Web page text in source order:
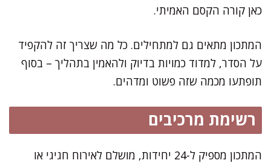
כאן קורה הקסם האמיתי.
המתכון מתאים גם למתחילים. כל מה שצריך זה להקפיד
על הסדר, למדוד כמויות בדיוק ולהאמין בתהליך – בסוף
תופתעו מכמה שזה פשוט ומדהים.
רשימת מרכיבים
המתכון מספיק ל-24 יחידות, מושלם לאירוח חגיגי או